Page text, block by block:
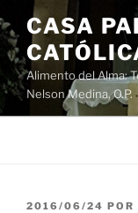
Saltar
al
contenido
CASA
Alimento del Alma:
Nelson Medina, O.P.
PUBLICADO
2016/06/24 POR